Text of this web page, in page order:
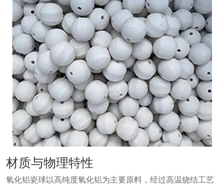
材质与物理特性
氧化铝瓷球以高纯度氧化铝为主要原料，经过高温烧结工艺